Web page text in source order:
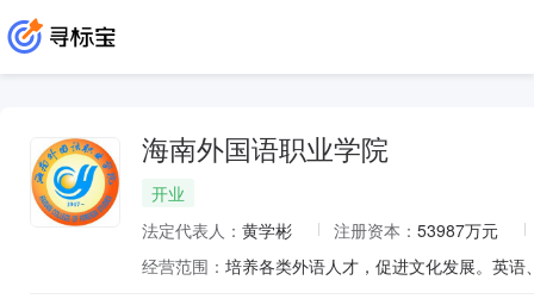
海南外国语职业学院
开业
法定代表人： 黄学彬 注册资本： 53987万元
经营范围： 培养各类外语人才，促进文化发展。英